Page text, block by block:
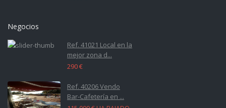
Negocios
Ref. 41021 Local en la
mejor zona d...
290 €
Ref. 40206 Vendo
Bar-Cafetería en ...